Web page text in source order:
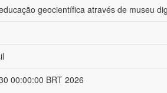
geocientífica através de museu
00:00:00 BRT 2026